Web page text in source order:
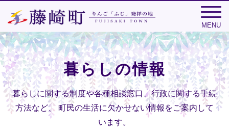
MENU
暮らしの情報
暮らしに関する制度や各種相談窓口、行政に関する手続
方法など、 町民の生活に欠かせない情報をご案内して
います。